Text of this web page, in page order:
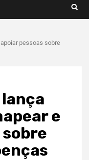
pessoas sobre
e